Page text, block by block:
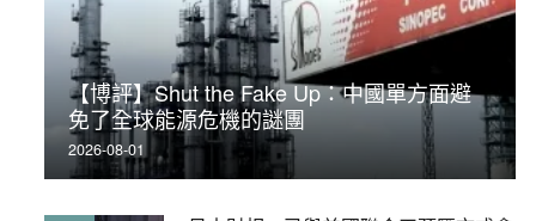
【博評】Shut the Fake Up：中國單方面避
免了全球能源危機的謎團
2026-08-01
荃灣反黑組「砌生豬肉」砌錯O記臥底4警員
被控
2019-11-01